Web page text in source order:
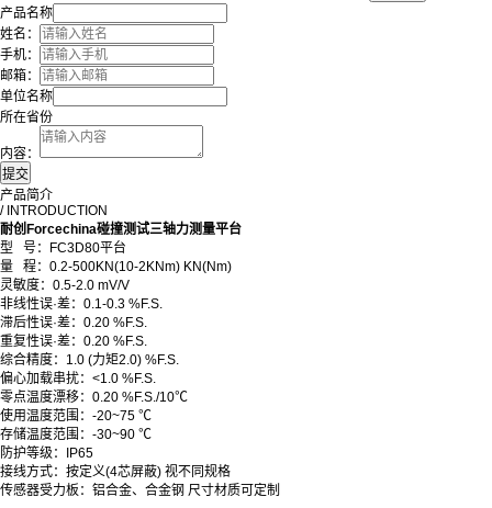
产品名称
姓名：
手机：
邮箱：
单位名称
所在省份
内容：
产品简介
/ INTRODUCTION
耐创Forcechina碰撞测试三轴力测量平台
型 号：FC3D80平台
量 程：0.2-500KN(10-2KNm) KN(Nm)
灵敏度： 0.5-2.0 mV/V
非线性误·差： 0.1-0.3 %F.S.
滞后性误·差： 0.20 %F.S.
重复性误·差： 0.20 %F.S.
综合精度： 1.0 (力矩2.0) %F.S.
偏心加载串扰： <1.0 %F.S.
零点温度漂移： 0.20 %F.S./10℃
使用温度范围 ： -20~75 ℃
存储温度范围 ： -30~90 ℃
防护等级 ：
IP65
接线方式： 按定义(4芯屏蔽) 视不同规格
传感器受力板 ： 铝合金、合金钢 尺寸材质可定制